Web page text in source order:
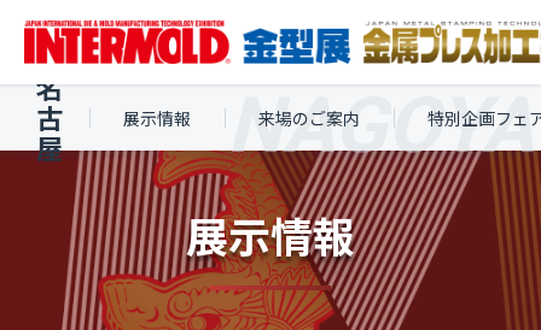
名
古
屋
展示情報 来場のご案内 特別企画フェ
展示情報